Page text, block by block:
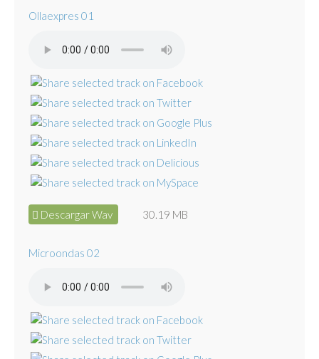
Ollaexpres 01
Descargar Wav 30.19 MB
Microondas 02